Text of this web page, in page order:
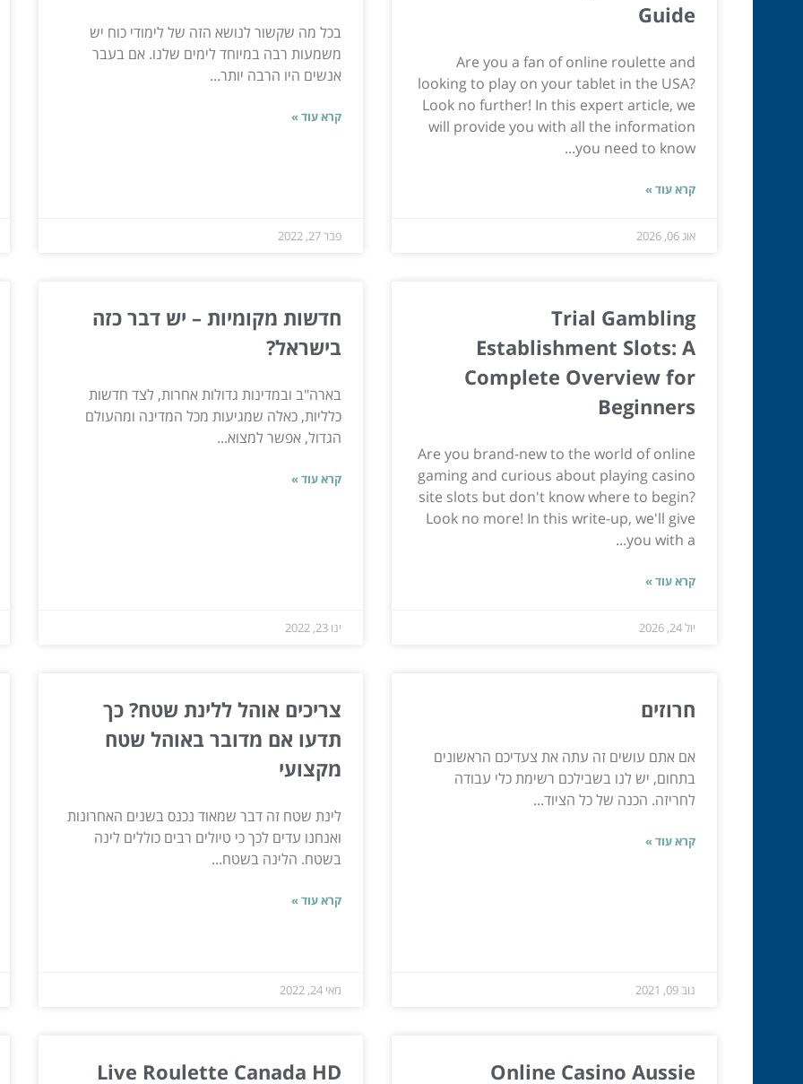
Guide
Are you a fan of online roulette and
looking to play on your tablet in the USA?
Look no further! In this expert article, we
will provide you with all the information
you need to know...
קרא עוד »
אוג 06, 2026
בכל מה שקשור לנושא הזה של לימודי כוח יש
משמעות רבה במיוחד לימים שלנו. אם בעבר
אנשים היו הרבה יותר...
קרא עוד »
פבר 27, 2022
Trial Gambling
Establishment Slots: A
Complete Overview for
Beginners
Are you brand-new to the world of online
gaming and curious about playing casino
site slots but don't know where to begin?
Look no more! In this write-up, we'll give
you with a...
קרא עוד »
יול 24, 2026
חדשות מקומיות – יש דבר כזה
בישראל?
בארה"ב ובמדינות גדולות אחרות, לצד חדשות
כלליות, כאלה שמגיעות מכל המדינה ומהעולם
הגדול, אפשר למצוא...
קרא עוד »
ינו 23, 2022
חרוזים
אם אתם עושים זה עתה את צעדיכם הראשונים
בתחום, יש לנו בשבילכם רשימת כלי עבודה
לחריזה. הכנה של כל הציוד...
קרא עוד »
נוב 09, 2021
צריכים אוהל ללינת שטח? כך
תדעו אם מדובר באוהל שטח
מקצועי
לינת שטח זה דבר שמאוד נכנס בשנים האחרונות
ואנחנו עדים לכך כי טיולים רבים כוללים לינה
בשטח. הלינה בשטח...
קרא עוד »
מאי 24, 2022
Online Casino Aussie
Live Roulette Canada HD